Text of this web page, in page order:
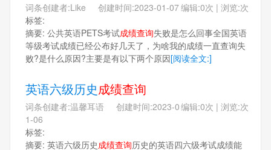
编辑:0次 | 浏览:次
词条创建者:Like 创建时间:2023-01-07
标签:
摘要: 公共英语PETS考试成绩查询失败是怎么回事全国英语
等级考试成绩已经公布好几天了，为啥我的成绩一直查询失
败?是什么原因?主要是有以下两个原因[阅读全文:]
英语六级历史成绩查询
编辑:0次 | 浏览:次
词条创建者:温馨耳语 创建时间:2023-0
1-06
标签:
摘要: 英语六级历史成绩查询历史的英语四六级考试成绩能